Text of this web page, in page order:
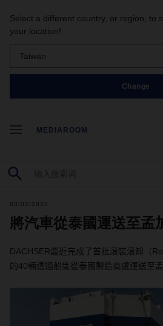
Select a different country, or region, to
your location!
Taiwan
Change
MEDIAROOM
03/02/2020
將汽車從泰國運送至孟
DACHSER最近完成了首批滾裝滾卸（
的40輛透過船隻從泰國製造商處運送至